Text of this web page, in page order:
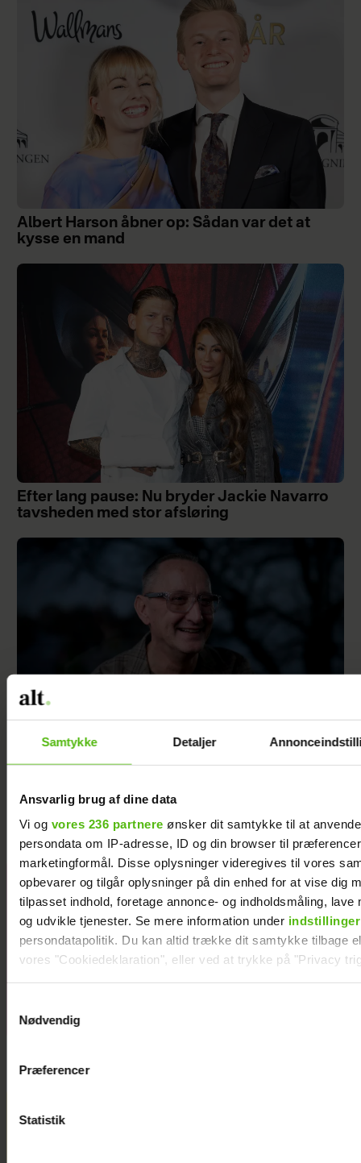
Samtykke Detaljer
Ansvarlig brug af dine data
Vi og vores 236 partnere ønsker dit samtykke til at
persondata om IP-adresse, ID og din browser til
marketingformål. Disse oplysninger videregives til vores
opbevarer og tilgår oplysninger på din enhed for at vise dig
tilpasset indhold, foretage annonce- og indholdsmåling, lave
og udvikle tjenester. Se mere information under indstillinger
persondatapolitik. Du kan altid trække dit samtykke tilbage
vores "Cookiedeklaration", eller ved at trykke på "Privacy
Vi anvender egne cookies og cookies fra tredjeparter til at
generere statistik og huske dine præferencer samt til brug
Nødvendig
Præferencer
Statistik
Albert Harson åbner op: Sådan var det at
kysse en mand
Efter lang pause: Nu bryder Jackie Navarro
tavsheden med stor afsløring
Szhirley
fortæller om
skelsættende
oplevelse: Blev
splittet fra sin
far